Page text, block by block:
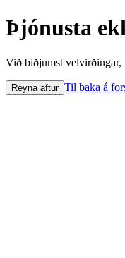
Þjónusta
Við biðjumst velvirðingar,
Reyna aftur Til baka á